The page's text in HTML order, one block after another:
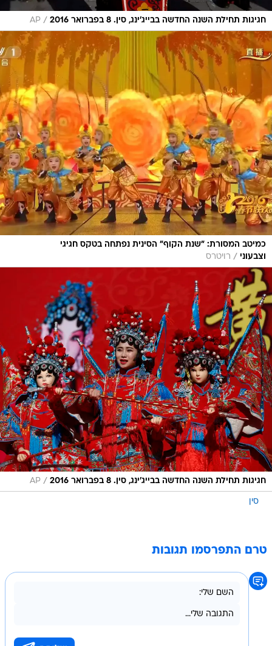
חגיגות תחילת השנה החדשה בבייג'ינג, סין. 8 בפברואר 2016 /
AP
כמיטב המסורת: "שנת הקוף" הסינית נפתחה בטקס חגיגי
וצבעוני / רויטרס
חגיגות תחילת השנה החדשה בבייג'ינג, סין. 8 בפברואר 2016 /
AP
סין
טרם התפרסמו תגובות